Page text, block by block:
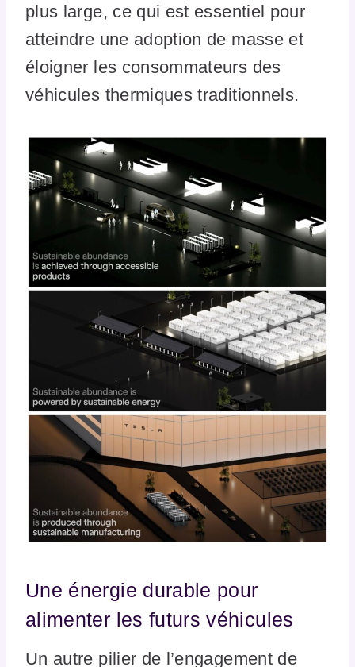
plus large, ce qui est essentiel pour
atteindre une adoption de masse et
éloigner les consommateurs des
véhicules thermiques traditionnels.
Une énergie durable pour
alimenter les futurs véhicules
Un autre pilier de l’engagement de